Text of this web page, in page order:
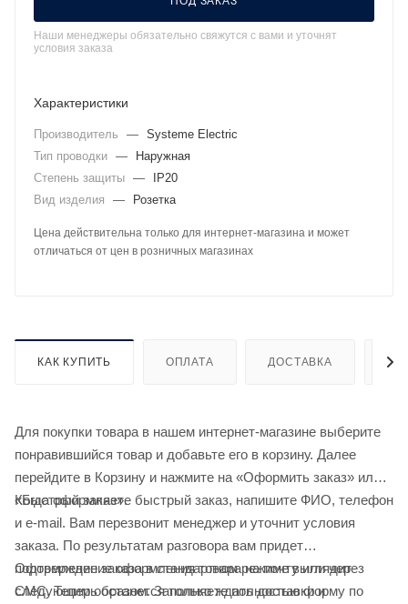
Наши менеджеры обязательно свяжутся с вами и уточнят
условия заказа
Характеристики
Производитель — Systeme Electric
Тип проводки —
Наружная
Степень защиты —
IP20
Вид изделия
— Розетка
Цена действительна только для интернет-магазина и может
отличаться от цен в розничных магазинах
КАК КУПИТЬ ОПЛАТА ДОСТАВКА
Для покупки товара в нашем интернет-магазине выберите
понравившийся товар и добавьте его в корзину. Далее
перейдите в Корзину и нажмите на «Оформить заказ» или
«Быстрый заказ».
Когда оформляете быстрый заказ, напишите ФИО, телефон
и e-mail. Вам перезвонит менеджер и уточнит условия
заказа. По результатам разговора вам придет
подтверждение оформления товара на почту или через
СМС. Теперь останется только ждать доставки и
Оформление заказа в стандартном режиме выглядит
следующим образом. Заполняете полностью форму по